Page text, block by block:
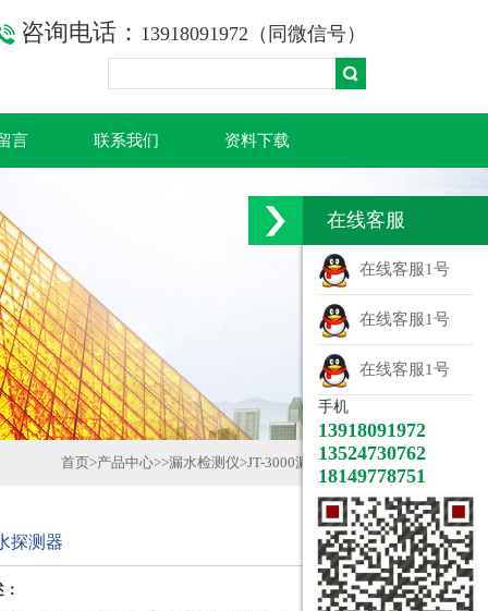
咨询电话： 13918091972（同微信号）
言 联系我们 资料下载
首页>产品中心>>漏水检测仪>JT-3000漏水探测器
探测器
在线客服
在线客服1号
在线客服1号
在线客服1号
手机
13918091972
13524730762
18149778751